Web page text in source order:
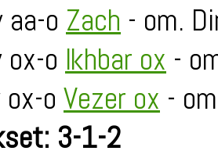
o Zach - om.
o Ikhbar ox -
o Vezer ox -
3-1-2